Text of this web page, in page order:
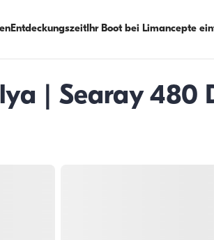
EntdeckungszeitIhr Boot bei Limancepte
| Searay 480